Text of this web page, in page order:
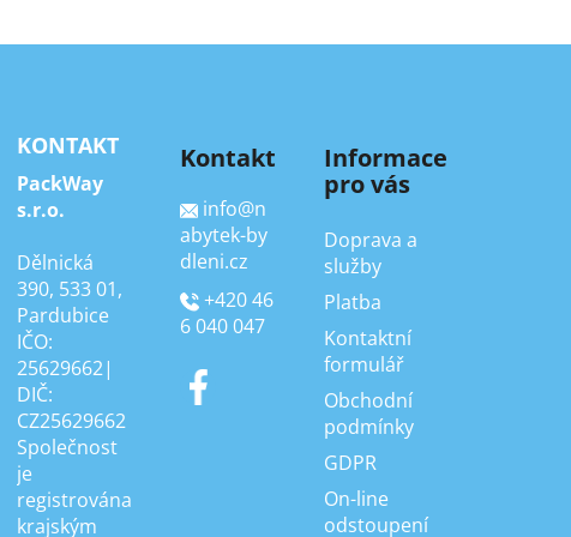
KONTAKT
PackWay
s.r.o.
Dělnická
390, 533 01,
Pardubice
IČO:
25629662|
DIČ:
CZ25629662
Společnost
je
registrována
krajským
Kontakt
info@n
abytek-by
dleni.cz
+420 46
6 040 047
Informace
pro vás
Doprava a
služby
Platba
Kontaktní
formulář
Obchodní
podmínky
GDPR
On-line
odstoupení